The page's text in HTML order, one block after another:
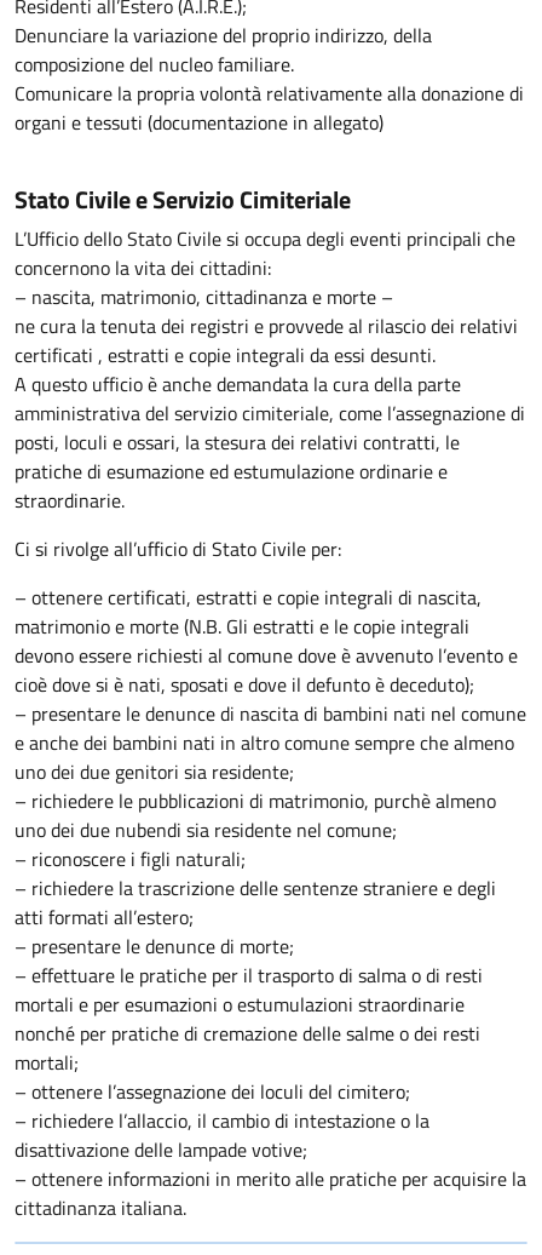
Residenti all’Estero (A.I.R.E.);
Denunciare la variazione del proprio indirizzo, della
composizione del nucleo familiare.
Comunicare la propria volontà relativamente alla donazione di
organi e tessuti (documentazione in allegato)
Stato Civile e Servizio Cimiteriale
L’Ufficio dello Stato Civile si occupa degli eventi principali che
concernono la vita dei cittadini:
– nascita, matrimonio, cittadinanza e morte –
ne cura la tenuta dei registri e provvede al rilascio dei relativi
certificati , estratti e copie integrali da essi desunti.
A questo ufficio è anche demandata la cura della parte
amministrativa del servizio cimiteriale, come l’assegnazione di
posti, loculi e ossari, la stesura dei relativi contratti, le
pratiche di esumazione ed estumulazione ordinarie e
straordinarie.
Ci si rivolge all’ufficio di Stato Civile per:
– ottenere certificati, estratti e copie integrali di nascita,
matrimonio e morte (N.B. Gli estratti e le copie integrali
devono essere richiesti al comune dove è avvenuto l’evento e
cioè dove si è nati, sposati e dove il defunto è deceduto);
– presentare le denunce di nascita di bambini nati nel comune
e anche dei bambini nati in altro comune sempre che almeno
uno dei due genitori sia residente;
– richiedere le pubblicazioni di matrimonio, purchè almeno
uno dei due nubendi sia residente nel comune;
– riconoscere i figli naturali;
– richiedere la trascrizione delle sentenze straniere e degli
atti formati all’estero;
– presentare le denunce di morte;
– effettuare le pratiche per il trasporto di salma o di resti
mortali e per esumazioni o estumulazioni straordinarie
nonché per pratiche di cremazione delle salme o dei resti
mortali;
– ottenere l’assegnazione dei loculi del cimitero;
– richiedere l’allaccio, il cambio di intestazione o la
disattivazione delle lampade votive;
– ottenere informazioni in merito alle pratiche per acquisire la
cittadinanza italiana.